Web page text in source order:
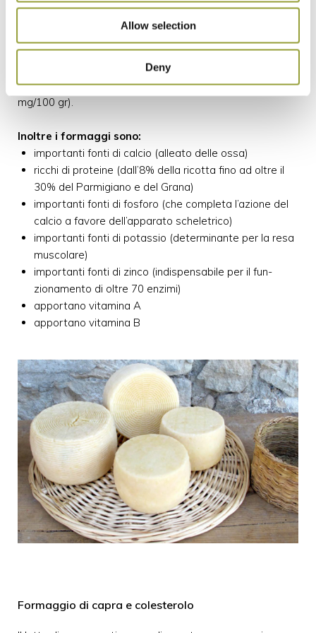
Allow selection
Deny
eccessivo, soprattutto se valutiamo il fatto che le carni
ne contengono quantità pressoché analoghe e che le
uova registrano il maggior contenuto di colesterolo (400
mg/100 gr).
Inoltre i formaggi sono:
importanti fonti di calcio (alleato delle ossa)
ricchi di proteine (dall’8% della ricotta fino ad oltre il
30% del Parmigiano e del Grana)
importanti fonti di fosforo (che completa l’azione del
calcio a favore dell’apparato scheletrico)
importanti fonti di potassio (determinante per la resa
muscolare)
importanti fonti di zinco (indispensabile per il fun-
zionamento di oltre 70 enzimi)
apportano vitamina A
apportano vitamina B
Formaggio di capra e colesterolo